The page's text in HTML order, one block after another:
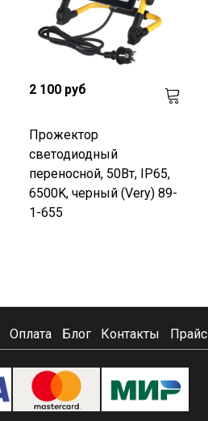
2 100 руб
Прожектор
светодиодный
переносной, 50Вт, IP65,
6500K, черный (Very) 89-
1-655
Оплата Блог Контакты Прайс